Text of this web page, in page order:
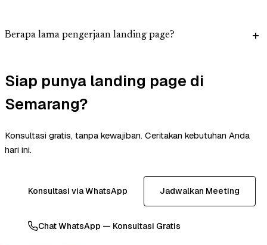
Berapa lama pengerjaan landing page?
Siap punya landing page di
Semarang?
Konsultasi gratis, tanpa kewajiban. Ceritakan kebutuhan Anda
hari ini.
Konsultasi via WhatsApp Jadwalkan Meeting
Chat WhatsApp — Konsultasi Gratis